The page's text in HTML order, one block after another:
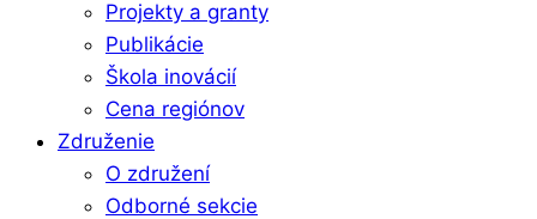
Projekty a granty
Publikácie
Škola inovácií
Cena regiónov
Združenie
O združení
Odborné sekcie